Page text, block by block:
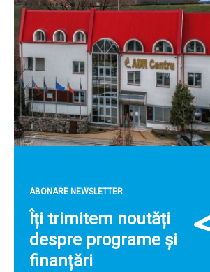
ABONARE NEWSLETTER
Îți trimitem noutăți
despre programe și
finanțări